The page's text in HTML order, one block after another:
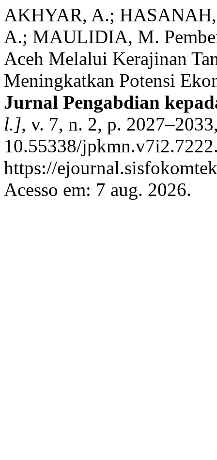
AKHYAR, A.;
A.; MAULIDIA, M.
Aceh Melalui Kerajinan
Meningkatkan Potensi
Jurnal Pengabdian
l.], v. 7, n. 2, p.
10.55338/
https://
Acesso em: 7 aug. 2026.